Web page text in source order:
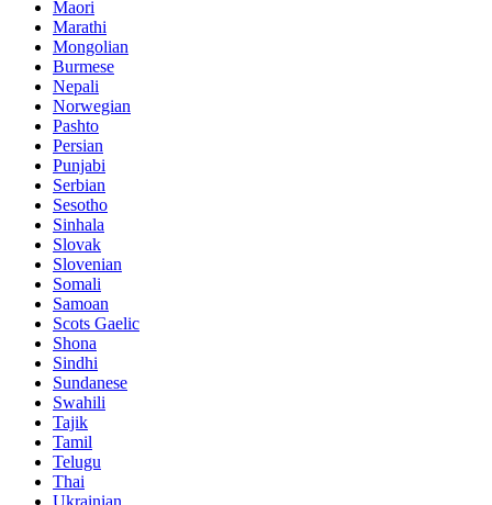
Maori
Marathi
Mongolian
Burmese
Nepali
Norwegian
Pashto
Persian
Punjabi
Serbian
Sesotho
Sinhala
Slovak
Slovenian
Somali
Samoan
Scots Gaelic
Shona
Sindhi
Sundanese
Swahili
Tajik
Tamil
Telugu
Thai
Ukrainian